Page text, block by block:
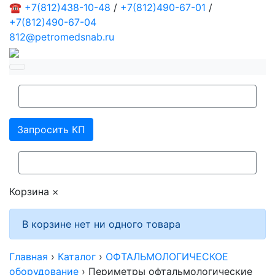
☎ +7(812)438-10-48 / +7(812)490-67-01 /
+7(812)490-67-04
812@petromedsnab.ru
Запросить КП
Корзина ×
В корзине нет ни одного товара
Главная › Каталог › ОФТАЛЬМОЛОГИЧЕСКОЕ
оборудование › Периметры офтальмологические